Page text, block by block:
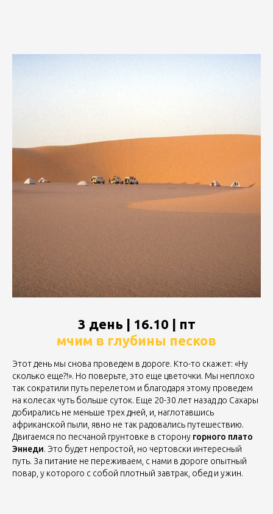
3 день | 16.10 | пт
мчим в глубины песков
Этот день мы снова проведем в дороге. Кто-то скажет: «Ну
сколько еще?!». Но поверьте, это еще цветочки. Мы неплохо
так сократили путь перелетом и благодаря этому проведем
на колесах чуть больше суток. Еще 20-30 лет назад до Сахары
добирались не меньше трех дней, и, наглотавшись
африканской пыли, явно не так радовались путешествию.
Двигаемся по песчаной грунтовке в сторону горного плато
Эннеди. Это будет непростой, но чертовски интересный
путь. За питание не переживаем, с нами в дороге опытный
повар, у которого с собой плотный завтрак, обед и ужин.